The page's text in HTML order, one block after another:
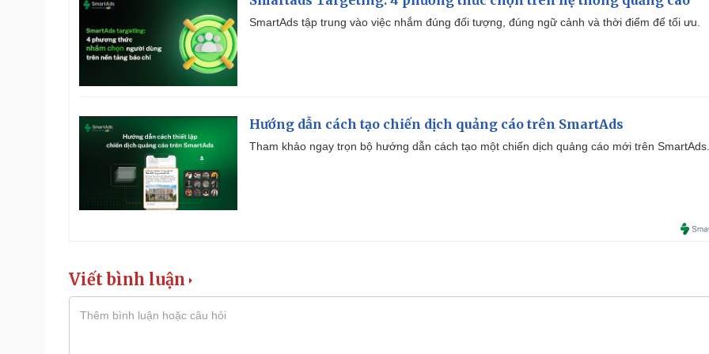
SmartAds tập trung vào việc nhắm đúng đối tượng, đúng ngữ cảnh và thời điểm để tối ưu.
Hướng dẫn cách tạo chiến dịch quảng cáo trên SmartAds
Tham khảo ngay trọn bộ hướng dẫn cách tạo một chiến dịch quảng cáo mới trên SmartAds.
Viết bình luận